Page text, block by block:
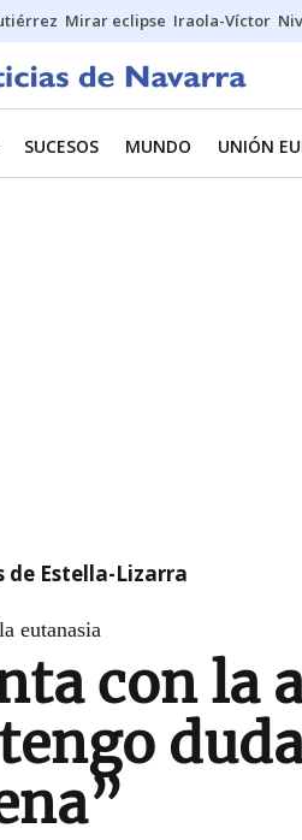
Mirar eclipse Iraola-Víctor
SUCESOS MUNDO UNIÓN
de Estella-Lizarra
eutanasia
con la